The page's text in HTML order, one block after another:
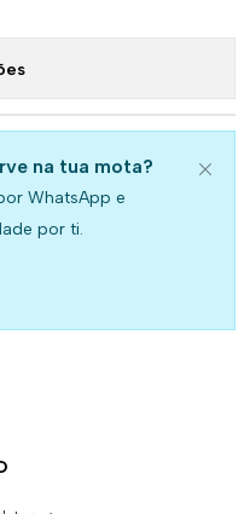
na tua mota?
WhatsApp e
por ti.